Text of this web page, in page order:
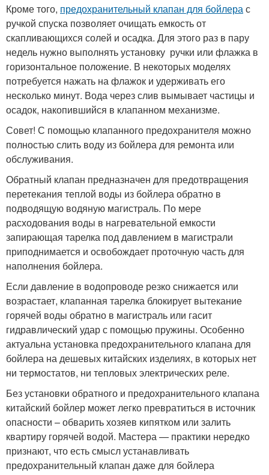
Кроме того, предохранительный клапан для бойлерас
ручкой спуска позволяет очищать емкость от
скапливающихся солей и осадка. Для этого раз в пару
недель нужно выполнять установку ручки или флажка в
горизонтальное положение. В некоторых моделях
потребуется нажать на флажок и удерживать его
несколько минут. Вода через слив вымывает частицы и
осадок, накопившийся в клапанном механизме.
Совет! С помощью клапанного предохранителя можно
полностью слить воду из бойлера для ремонта или
обслуживания.
Обратный клапан предназначен для предотвращения
перетекания теплой воды из бойлера обратно в
подводящую водяную магистраль. По мере
расходования воды в нагревательной емкости
запирающая тарелка под давлением в магистрали
приподнимается и освобождает проточную часть для
наполнения бойлера.
Если давление в водопроводе резко снижается или
возрастает, клапанная тарелка блокирует вытекание
горячей воды обратно в магистраль или гасит
гидравлический удар с помощью пружины. Особенно
актуальна установка предохранительного клапана для
бойлера на дешевых китайских изделиях, в которых нет
ни термостатов, ни тепловых электрических реле.
Без установки обратного и предохранительного клапана
китайский бойлер может легко превратиться в источник
опасности – обварить хозяев кипятком или залить
квартиру горячей водой. Мастера — практики нередко
признают, что есть смысл устанавливать
предохранительный клапан даже для бойлера